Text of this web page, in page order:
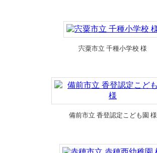
宍粟市立 千種小学校 様
備前市立 香登認定こども園 様